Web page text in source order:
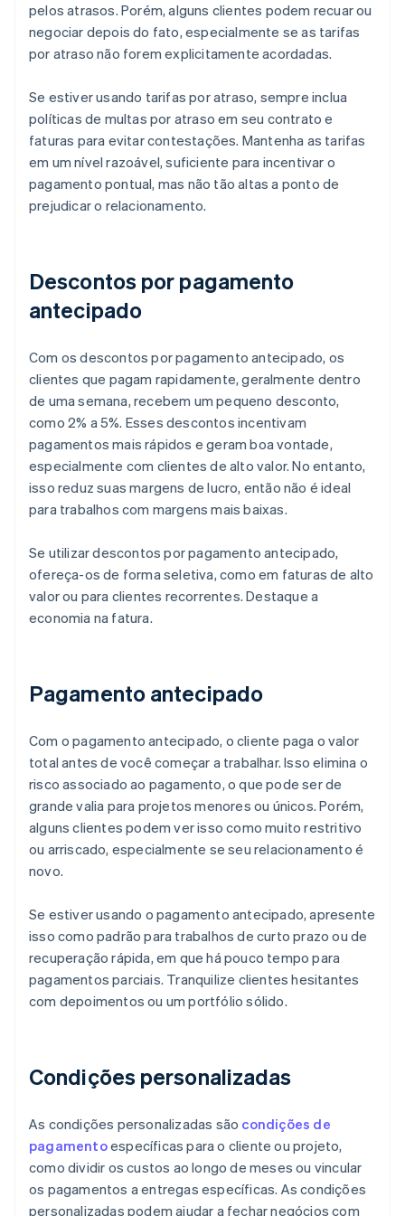
pelos atrasos. Porém, alguns clientes podem recuar ou
negociar depois do fato, especialmente se as tarifas
por atraso não forem explicitamente acordadas.
Se estiver usando tarifas por atraso, sempre inclua
políticas de multas por atraso em seu contrato e
faturas para evitar contestações. Mantenha as tarifas
em um nível razoável, suficiente para incentivar o
pagamento pontual, mas não tão altas a ponto de
prejudicar o relacionamento.
Descontos por pagamento
antecipado
Com os descontos por pagamento antecipado, os
clientes que pagam rapidamente, geralmente dentro
de uma semana, recebem um pequeno desconto,
como 2% a 5%. Esses descontos incentivam
pagamentos mais rápidos e geram boa vontade,
especialmente com clientes de alto valor. No entanto,
isso reduz suas margens de lucro, então não é ideal
para trabalhos com margens mais baixas.
Se utilizar descontos por pagamento antecipado,
ofereça-os de forma seletiva, como em faturas de alto
valor ou para clientes recorrentes. Destaque a
economia na fatura.
Pagamento antecipado
Com o pagamento antecipado, o cliente paga o valor
total antes de você começar a trabalhar. Isso elimina o
risco associado ao pagamento, o que pode ser de
grande valia para projetos menores ou únicos. Porém,
alguns clientes podem ver isso como muito restritivo
ou arriscado, especialmente se seu relacionamento é
novo.
Se estiver usando o pagamento antecipado, apresente
isso como padrão para trabalhos de curto prazo ou de
recuperação rápida, em que há pouco tempo para
pagamentos parciais. Tranquilize clientes hesitantes
com depoimentos ou um portfólio sólido.
Condições personalizadas
As condições personalizadas são condições de
pagamentoespecíficas para o cliente ou projeto,
como dividir os custos ao longo de meses ou vincular
os pagamentos a entregas específicas. As condições
personalizadas podem ajudar a fechar negócios com